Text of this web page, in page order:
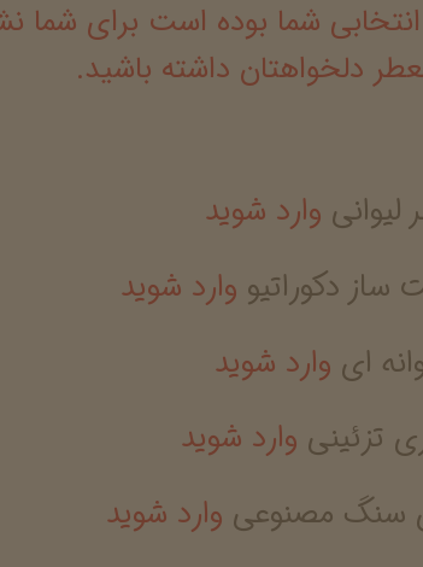
شما بوده است برای شما
دلخواهتان داشته باشید.
وارد شوید
دکوراتیو وارد شوید
ای وارد شوید
تزئینی وارد شوید
سنگ مصنوعی وارد شوید